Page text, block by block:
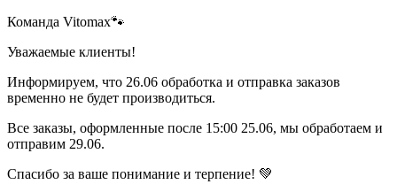
Команда Vitomax🐾
Уважаемые клиенты!
Информируем, что 26.06 обработка и отправка заказов
временно не будет производиться.
Все заказы, оформленные после 15:00 25.06, мы обработаем и
отправим 29.06.
Спасибо за ваше понимание и терпение! 💚